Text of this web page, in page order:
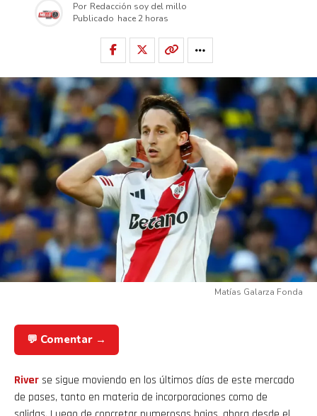
Por Redacción soy del millo
Publicado hace 2 horas
Matías Galarza Fonda
💬 Comentar →
Riverse sigue moviendo en los últimos días de este mercado
de pases, tanto en materia de incorporaciones como de